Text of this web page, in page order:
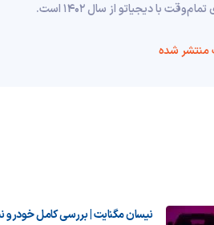
با دیجیاتو از سال 1402 است.
منتشر شده
نیسان مگنایت | بررسی کامل خودرو